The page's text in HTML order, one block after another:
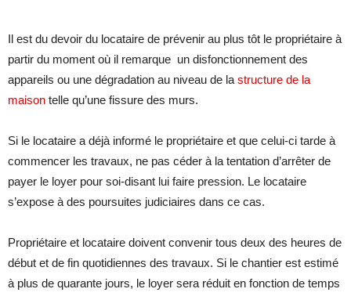
Il est du devoir du locataire de prévenir au plus tôt le propriétaire à
partir du moment où il remarque un disfonctionnement des
appareils ou une dégradation au niveau de lastructure de la
maison telle qu’une fissure des murs.
Si le locataire a déjà informé le propriétaire et que celui-ci tarde à
commencer les travaux, ne pas céder à la tentation d’arrêter de
payer le loyer pour soi-disant lui faire pression. Le locataire
s’expose à des poursuites judiciaires dans ce cas.
Propriétaire et locataire doivent convenir tous deux des heures de
début et de fin quotidiennes des travaux. Si le chantier est estimé
à plus de quarante jours, le loyer sera réduit en fonction de temps